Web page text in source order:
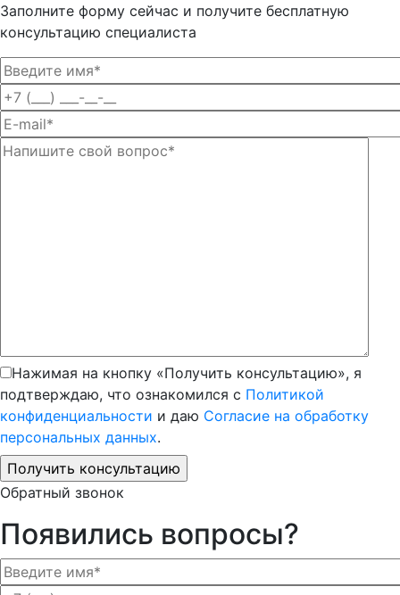
Заполните форму сейчас и получите бесплатную
консультацию специалиста
Нажимая на кнопку «Получить консультацию», я
подтверждаю, что ознакомился с Политикой
конфиденциальности и даю Согласие на обработку
персональных данных.
Обратный звонок
Появились вопросы?